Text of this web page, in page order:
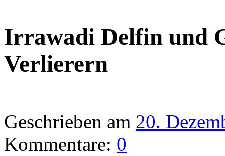
Irrawadi Delfin und
Verlierern
Geschrieben am 20.
Kommentare: 0